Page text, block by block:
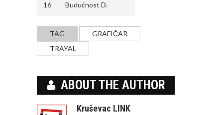
16 Budućnost D.
TAG
GRAFIČAR
TRAYAL
ABOUT THE AUTHOR
Kruševac LINK